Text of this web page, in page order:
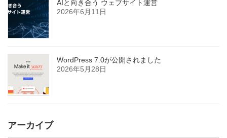
AIと向き合う ウェブサイト運営
2026年6月11日
WordPress 7.0が公開されました
2026年5月28日
アーカイブ